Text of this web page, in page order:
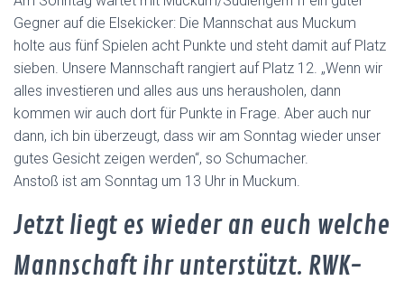
Gegner auf die Elsekicker: Die Mannschat aus Muckum
holte aus fünf Spielen acht Punkte und steht damit auf Platz
sieben. Unsere Mannschaft rangiert auf Platz 12. „Wenn wir
alles investieren und alles aus uns herausholen, dann
kommen wir auch dort für Punkte in Frage. Aber auch nur
dann, ich bin überzeugt, dass wir am Sonntag wieder unser
gutes Gesicht zeigen werden“, so Schumacher.
Anstoß ist am Sonntag um 13 Uhr in Muckum.
Jetzt liegt es wieder an euch welche
Mannschaft ihr unterstützt. RWK-